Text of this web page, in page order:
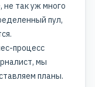
не так уж много
пул,
процесс
мы
планы.